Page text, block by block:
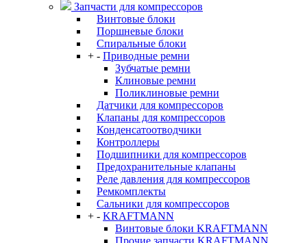
Запчасти для компрессоров
Винтовые блоки
Поршневые блоки
Спиральные блоки
+ - Приводные ремни
Зубчатые ремни
Клиновые ремни
Поликлиновые ремни
Датчики для компрессоров
Клапаны для компрессоров
Конденсатоотводчики
Контроллеры
Подшипники для компрессоров
Предохранительные клапаны
Реле давления для компрессоров
Ремкомплекты
Сальники для компрессоров
+ - KRAFTMANN
Винтовые блоки KRAFTMANN
Прочие запчасти KRAFTMANN